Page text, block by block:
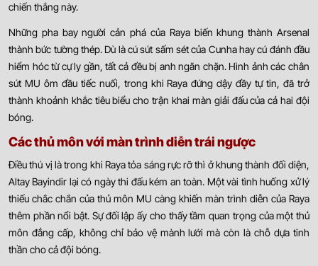
chiến thắng này.
Những pha bay người cản phá của Raya biến khung thành Arsenal
thành bức tường thép. Dù là cú sút sấm sét của Cunha hay cú đánh đầu
hiểm hóc từ cự ly gần, tất cả đều bị anh ngăn chặn. Hình ảnh các chân
sút MU ôm đầu tiếc nuối, trong khi Raya đứng dậy đầy tự tin, đã trở
thành khoảnh khắc tiêu biểu cho trận khai màn giải đấu của cả hai đội
bóng.
Các thủ môn với màn trình diễn trái ngược
Điều thú vị là trong khi Raya tỏa sáng rực rỡ thì ở khung thành đối diện,
Altay Bayindir lại có ngày thi đấu kém an toàn. Một vài tình huống xử lý
thiếu chắc chắn của thủ môn MU càng khiến màn trình diễn của Raya
thêm phần nổi bật. Sự đối lập ấy cho thấy tầm quan trọng của một thủ
môn đẳng cấp, không chỉ bảo vệ mành lưới mà còn là chỗ dựa tinh
thần cho cả đội bóng.